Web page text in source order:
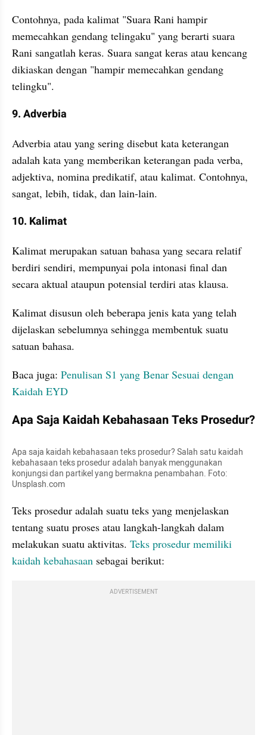
Contohnya, pada kalimat "Suara Rani hampir
memecahkan gendang telingaku" yang berarti suara
Rani sangatlah keras. Suara sangat keras atau kencang
dikiaskan dengan "hampir memecahkan gendang
telingku".
9. Adverbia
Adverbia atau yang sering disebut kata keterangan
adalah kata yang memberikan keterangan pada verba,
adjektiva, nomina predikatif, atau kalimat. Contohnya,
sangat, lebih, tidak, dan lain-lain.
10. Kalimat
Kalimat merupakan satuan bahasa yang secara relatif
berdiri sendiri, mempunyai pola intonasi final dan
secara aktual ataupun potensial terdiri atas klausa.
Kalimat disusun oleh beberapa jenis kata yang telah
dijelaskan sebelumnya sehingga membentuk suatu
satuan bahasa.
Baca juga: Penulisan S1 yang Benar Sesuai dengan
Kaidah EYD
Apa Saja Kaidah Kebahasaan Teks Prosedur?
Apa saja kaidah kebahasaan teks prosedur? Salah satu kaidah
kebahasaan teks prosedur adalah banyak menggunakan
konjungsi dan partikel yang bermakna penambahan. Foto:
Unsplash.com
Teks prosedur adalah suatu teks yang menjelaskan
tentang suatu proses atau langkah-langkah dalam
melakukan suatu aktivitas. Teks prosedur memiliki
kaidah kebahasaan sebagai berikut:
ADVERTISEMENT